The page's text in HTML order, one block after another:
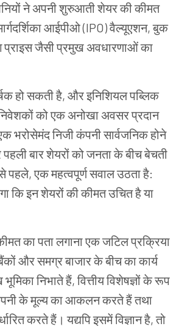
नेअपनीशुरुआतीशेयरकीकीमत
आईपीओ(IPO)वैल्यूएशन,बुक
प्राइसजैसीप्रमुखअवधारणाओंका
होसकतीहै, औरइनिशियलपब्लिक
कोएकअनोखाअवसरप्रदान
भरोसेमंदनिजीकंपनीसार्वजनिकहोने
पहलीबारशेयरोंकोजनताकेबीचबेचती
पहले,एकमहत्वपूर्णसवालउठताहै:
किइनशेयरोंकीकीमतउचितहैया
कापतालगानाएकजटिलप्रक्रिया
औरसमग्रबाजारकेबीचकाकार्य
भूमिकानिभातेहैं,वित्तीयविशेषज्ञोंकेरूप
केमूल्यकाआकलनकरतेहैंतथा
करतेहैं। यद्यपिइसमेंविज्ञानहै,तो